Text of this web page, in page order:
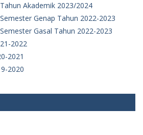
Akademik 2023/2024
Genap Tahun 2022-2023
Gasal Tahun 2022-2023
2022
2021
2020